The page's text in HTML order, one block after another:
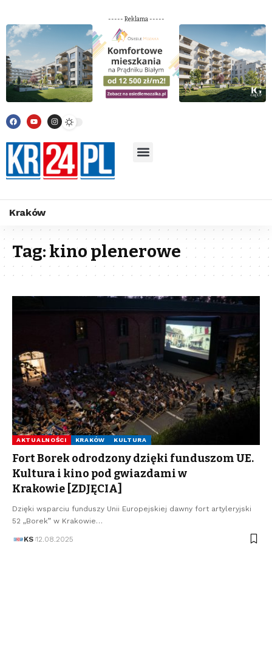
----- Reklama -----
Kraków
Tag:kino plenerowe
AKTUALNOŚCI KRAKÓW KULTURA
Fort Borek odrodzony dzięki funduszom UE.
Kultura i kino pod gwiazdami w
Krakowie [ZDJĘCIA]
Dzięki wsparciu funduszy Unii Europejskiej dawny fort artyleryjski
52 „Borek” w Krakowie…
KS 12.08.2025